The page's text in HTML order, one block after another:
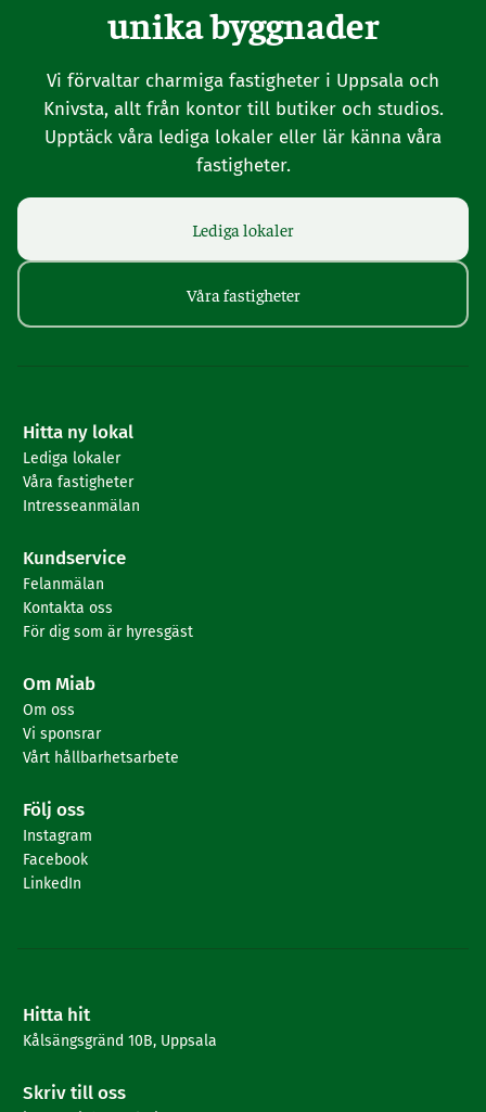
unika byggnader
Vi förvaltar charmiga fastigheter i Uppsala och
Knivsta, allt från kontor till butiker och studios.
Upptäck våra lediga lokaler eller lär känna våra
fastigheter.
Lediga lokaler
Våra fastigheter
Hitta ny lokal
Lediga lokaler
Våra fastigheter
Intresseanmälan
Kundservice
Felanmälan
Kontakta oss
För dig som är hyresgäst
Om Miab
Om oss
Vi sponsrar
Vårt hållbarhetsarbete
Följ oss
Instagram
Facebook
LinkedIn
Hitta hit
Kålsängsgränd 10B, Uppsala
Skriv till oss